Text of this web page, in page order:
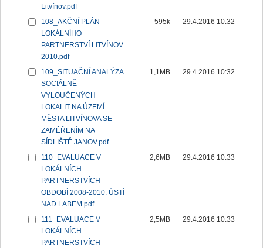
Litvínov.pdf
108_AKČNÍ PLÁN
LOKÁLNÍHO
PARTNERSTVÍ LITVÍNOV
2010.pdf
595k 29.4.2016 10:32
109_SITUAČNÍ ANALÝZA
SOCIÁLNĚ
VYLOUČENÝCH
LOKALIT NA ÚZEMÍ
MĚSTA LITVÍNOVA SE
ZAMĚŘENÍM NA
SÍDLIŠTĚ JANOV.pdf
1,1MB 29.4.2016 10:32
110_EVALUACE V
LOKÁLNÍCH
PARTNERSTVÍCH
OBDOBÍ 2008-2010. ÚSTÍ
NAD LABEM.pdf
2,6MB 29.4.2016 10:33
111_EVALUACE V
LOKÁLNÍCH
PARTNERSTVÍCH
2,5MB 29.4.2016 10:33